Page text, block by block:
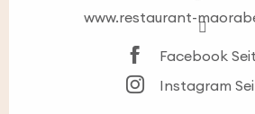
www.restaurant-
Facebook
Instagram